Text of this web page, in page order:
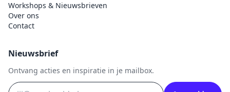
Workshops & Nieuwsbrieven
Over ons
Contact
Nieuwsbrief
Ontvang acties en inspiratie in je mailbox.